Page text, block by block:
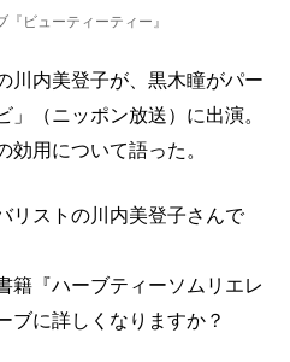
『ビューティーティー』
川内美登子が、黒木瞳がパー
（ニッポン放送）に出演。
用について語った。
リストの川内美登子さんで
籍『ハーブティーソムリエレ
ブに詳しくなりますか？